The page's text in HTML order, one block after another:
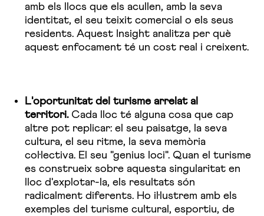
amb els llocs que els acullen, amb la seva
identitat, el seu teixit comercial o els seus
residents. Aquest Insight analitza per què
aquest enfocament té un cost real i creixent.
L'oportunitat del turisme arrelat al
territori.Cada lloc té alguna cosa que cap
altre pot replicar: el seu paisatge, la seva
cultura, el seu ritme, la seva memòria
col·lectiva. El seu "genius loci". Quan el turisme
es construeix sobre aquesta singularitat en
lloc d'explotar-la, els resultats són
radicalment diferents. Ho il·lustrem amb els
exemples del turisme cultural, esportiu, de